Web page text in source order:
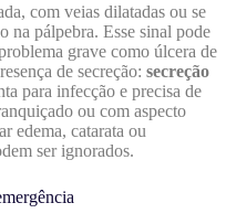
com veias dilatadas ou se
na pálpebra. Esse sinal pode
grave como úlcera de
de secreção: secreção
para infecção e precisa de
ou com aspecto
edema, catarata ou
ser ignorados.